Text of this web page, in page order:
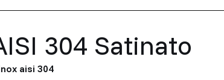
304 Satinato
aisi 304